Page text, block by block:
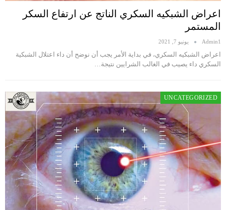
اعراض الشبكيه السكري الناتج عن ارتفاع السكر
المستمر
Admin1 يونيو 7, 2021
اعراض الشبكيه السكري، في بداية الأمر يجب أن نوضح أن داء اعتلال الشبكية
السكري داء يصيب في الغالب الشرايين نتيجة…
UNCATEGORIZED